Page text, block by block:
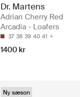
Dr. Martens
Adrian Cherry Red
Arcadia - Loafers
37 38 39 40 41
1400 kr
Ny sæson